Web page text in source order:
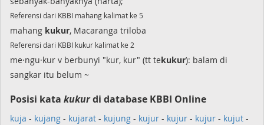
Referensi dari KBBI mahang kalimat ke 5
mahang kukur, Macaranga triloba
Referensi dari KBBI kukur kalimat ke 2
me·ngu·kur v berbunyi "kur, kur" (tt tekukur): balam di
sangkar itu belum ~
Posisi kata kukurdi database KBBI Online
kuja - kujang - kujarat - kujung - kujur - kujur - kujur - kujut -